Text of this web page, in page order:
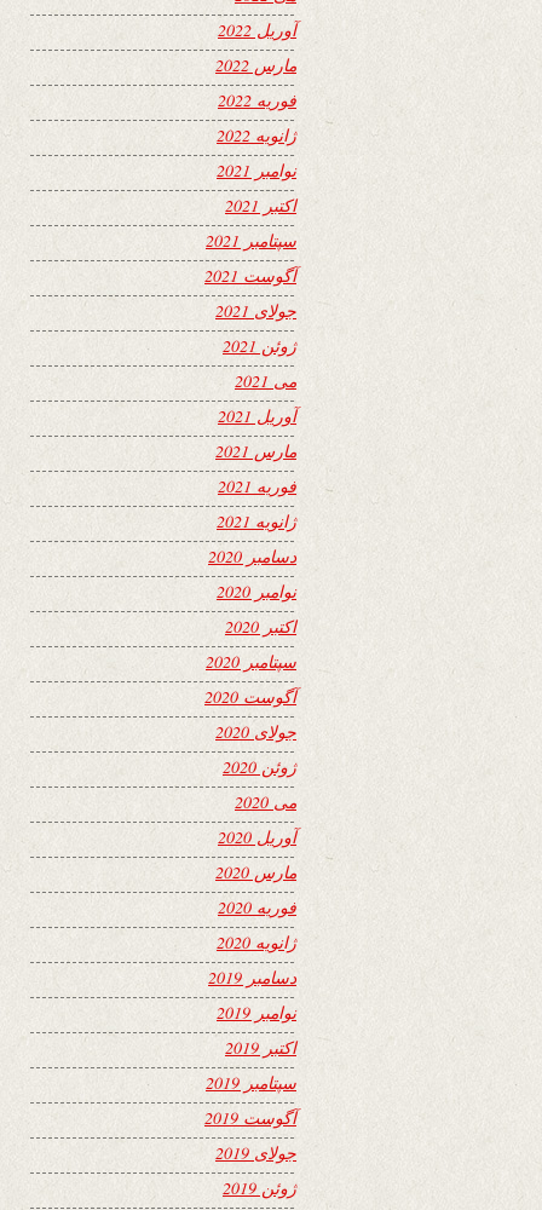
آوریل 2022
مارس 2022
فوریه 2022
ژانویه 2022
نوامبر 2021
اکتبر 2021
سپتامبر 2021
آگوست 2021
جولای 2021
ژوئن 2021
می 2021
آوریل 2021
مارس 2021
فوریه 2021
ژانویه 2021
دسامبر 2020
نوامبر 2020
اکتبر 2020
سپتامبر 2020
آگوست 2020
جولای 2020
ژوئن 2020
می 2020
آوریل 2020
مارس 2020
فوریه 2020
ژانویه 2020
دسامبر 2019
نوامبر 2019
اکتبر 2019
سپتامبر 2019
آگوست 2019
جولای 2019
ژوئن 2019